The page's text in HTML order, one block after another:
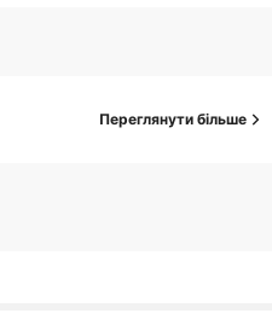
Переглянути більше